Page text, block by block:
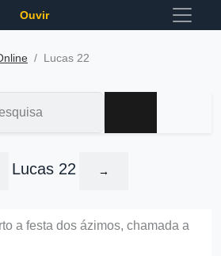
Ouvir
Lucas 22
Lucas 22 →
a festa dos ázimos, chamada a